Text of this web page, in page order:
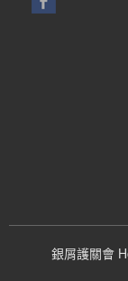
銀屑護關會